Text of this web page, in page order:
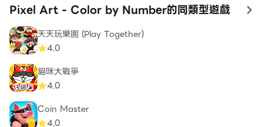
Pixel Art - Color by Number的同類型遊戲 to
天天玩樂園 (Play Together)
4.0
貓咪大戰爭
4.0
Coin Master
4.0